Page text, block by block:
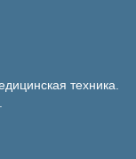
техника.